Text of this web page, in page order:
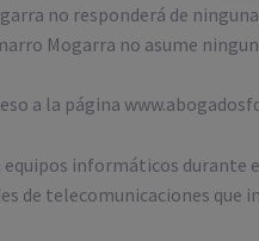
no responderá de
Mogarra no asume
a la página
equipos informáticos durante
de telecomunicaciones que